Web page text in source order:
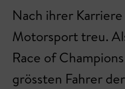
Nach ihrer
Motorsport treu.
Race of
grössten Fahrer